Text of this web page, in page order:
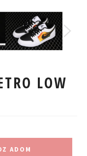
LOW
ADOM